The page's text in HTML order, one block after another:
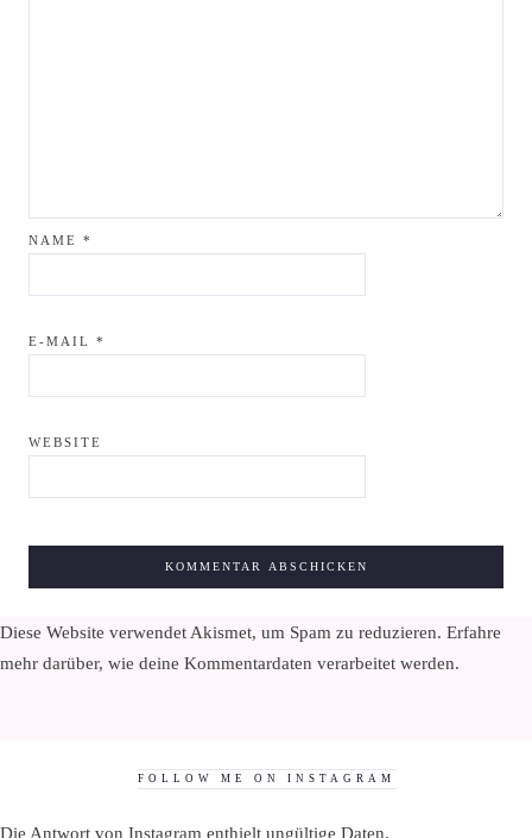
NAME *
E-MAIL *
WEBSITE
Diese Website verwendet Akismet, um Spam zu reduzieren. Erfahre
mehr darüber, wie deine Kommentardaten verarbeitet werden.
FOLLOW ME ON INSTAGRAM
Die Antwort von Instagram enthielt ungültige Daten.